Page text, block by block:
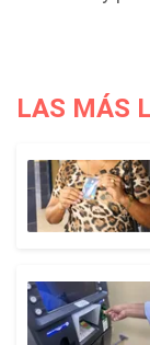
LAS MÁS